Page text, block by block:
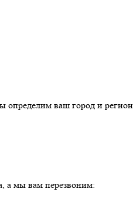
определим ваш город и регион
а мы вам перезвоним: